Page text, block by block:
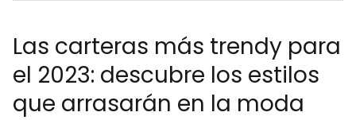
Las carteras más trendy para
el 2023: descubre los estilos
que arrasarán en la moda